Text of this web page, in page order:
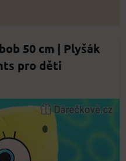
50 cm | Plyšák
pro děti